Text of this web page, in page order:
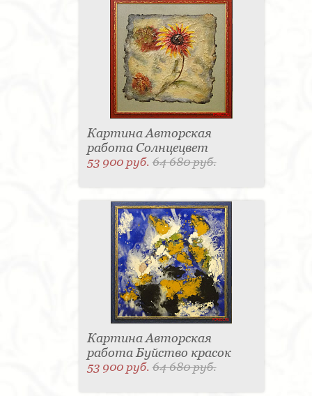
Картина Авторская
работа Солнцецвет
53 900 руб.64 680 руб.
Картина Авторская
работа Буйство красок
53 900 руб.64 680 руб.